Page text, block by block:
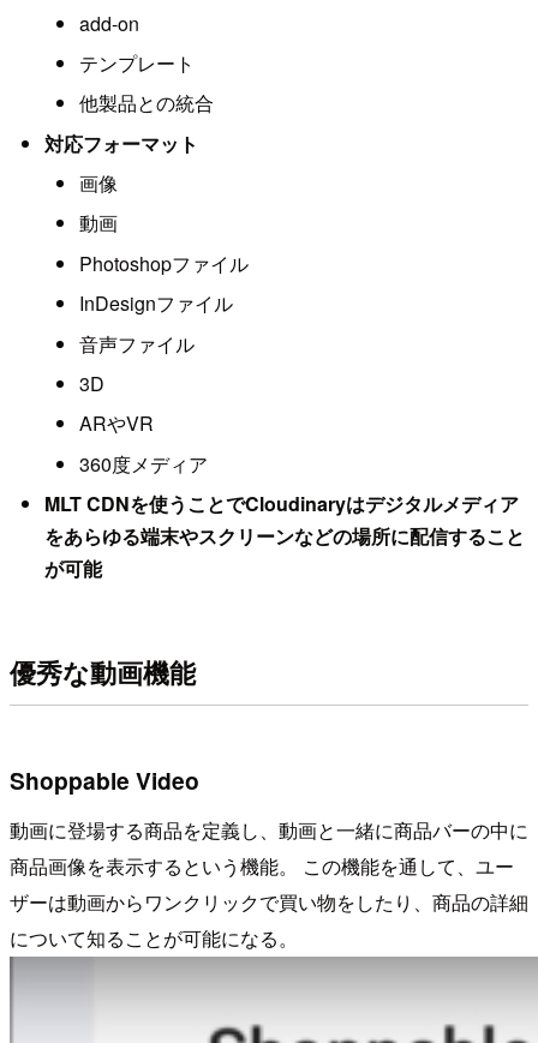
add-on
テンプレート
他製品との統合
対応フォーマット
画像
動画
Photoshopファイル
InDesignファイル
音声ファイル
3D
ARやVR
360度メディア
MLT CDNを使うことでCloudinaryはデジタルメディア
をあらゆる端末やスクリーンなどの場所に配信すること
が可能
優秀な動画機能
Shoppable Video
動画に登場する商品を定義し、動画と一緒に商品バーの中に
商品画像を表示するという機能。 この機能を通して、ユー
ザーは動画からワンクリックで買い物をしたり、商品の詳細
について知ることが可能になる。